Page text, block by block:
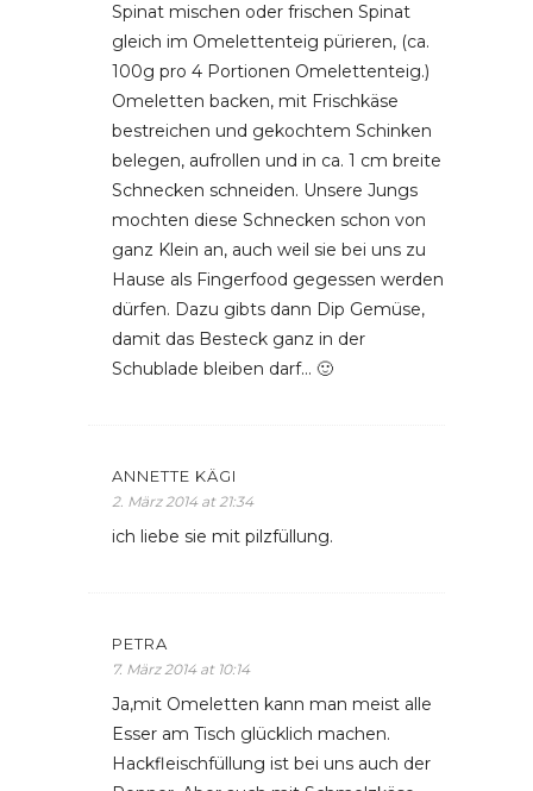
Spinat mischen oder frischen Spinat
gleich im Omelettenteig pürieren, (ca.
100g pro 4 Portionen Omelettenteig.)
Omeletten backen, mit Frischkäse
bestreichen und gekochtem Schinken
belegen, aufrollen und in ca. 1 cm breite
Schnecken schneiden. Unsere Jungs
mochten diese Schnecken schon von
ganz Klein an, auch weil sie bei uns zu
Hause als Fingerfood gegessen werden
dürfen. Dazu gibts dann Dip Gemüse,
damit das Besteck ganz in der
Schublade bleiben darf… 🙂
ANNETTE KÄGI
2. März 2014 at 21:34
ich liebe sie mit pilzfüllung.
PETRA
7. März 2014 at 10:14
Ja,mit Omeletten kann man meist alle
Esser am Tisch glücklich machen.
Hackfleischfüllung ist bei uns auch der